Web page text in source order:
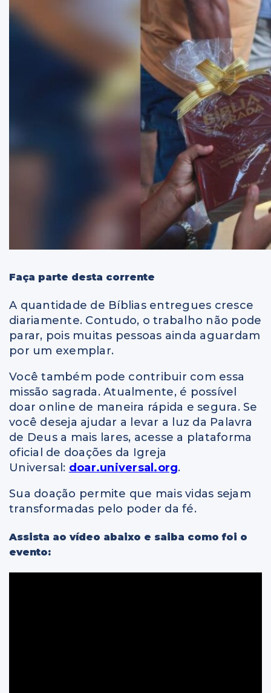
Faça parte desta corrente
A quantidade de Bíblias entregues cresce
diariamente. Contudo, o trabalho não pode
parar, pois muitas pessoas ainda aguardam
por um exemplar.
Você também pode contribuir com essa
missão sagrada. Atualmente, é possível
doar online de maneira rápida e segura. Se
você deseja ajudar a levar a luz da Palavra
de Deus a mais lares, acesse a plataforma
oficial de doações da Igreja
Universal: doar.universal.org.
Sua doação permite que mais vidas sejam
transformadas pelo poder da fé.
Assista ao vídeo abaixo e saiba como foi o
evento: